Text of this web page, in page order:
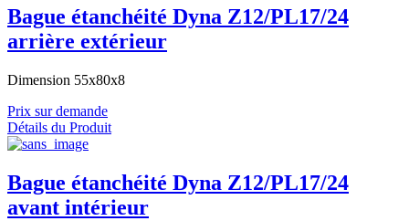
Bague étanchéité Dyna Z12/PL17/24
arrière extérieur
Dimension 55x80x8
Prix sur demande
Détails du Produit
Bague étanchéité Dyna Z12/PL17/24
avant intérieur